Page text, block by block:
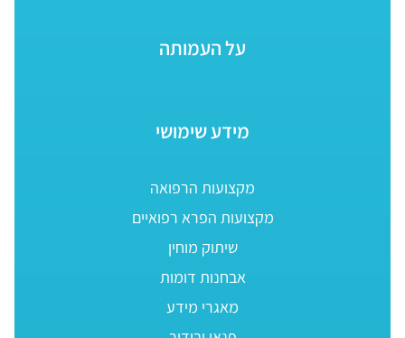
על העמותה
מידע שימושי
מקצועות הרפואה
מקצועות הפרא רפואיים
שיתוק מוחין
אבחנות דומות
מאגרי מידע